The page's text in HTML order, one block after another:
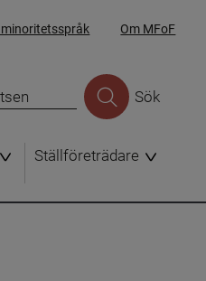
Om MFoF
Sök
Ställföreträdare